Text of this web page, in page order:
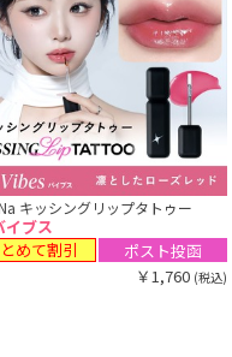
キッシングリップタトゥー
イブス
めて割引
ポスト投函
￥1,760 (税込)